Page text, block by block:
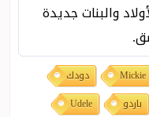
والبنات جديدة
Mickie
دودك
باردو
Udele